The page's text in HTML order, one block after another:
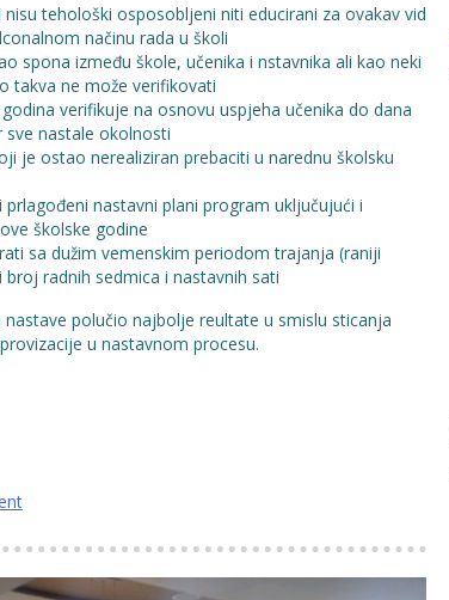
tehološki osposobljeni niti educirani za ovakav vid
načinu rada u školi
spona između škole, učenika i nstavnika ali kao neki
takva ne može verifikovati
verifikuje na osnovu uspjeha učenika do dana
sve nastale okolnosti
je ostao nerealiziran prebaciti u narednu školsku
nastavni plani program uključujući i
školske godine
sa dužim vemenskim periodom trajanja (raniji
radnih sedmica i nastavnih sati
polučio najbolje reultate u smislu sticanja
u nastavnom procesu.